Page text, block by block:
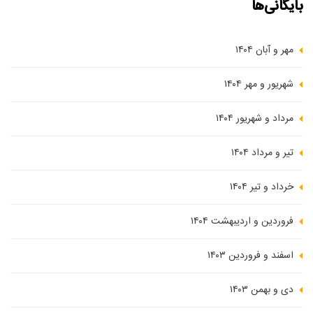
بایگانی‌ها
مهر و آبان ۱۴۰۴
شهریور و مهر ۱۴۰۴
مرداد و شهریور ۱۴۰۴
تیر و مرداد ۱۴۰۴
خرداد و تیر ۱۴۰۴
فروردین و اردیبهشت ۱۴۰۴
اسفند و فروردین ۱۴۰۳
دی و بهمن ۱۴۰۳